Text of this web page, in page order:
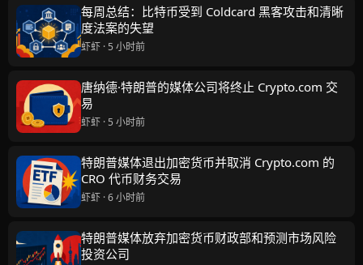
每周总结：比特币受到 Coldcard 黑客攻击和清晰
度法案的失望
虾虾 · 5 小时前
唐纳德·特朗普的媒体公司将终止 Crypto.com 交
易
虾虾 · 5 小时前
特朗普媒体退出加密货币并取消 Crypto.com 的
CRO 代币财务交易
虾虾 · 6 小时前
特朗普媒体放弃加密货币财政部和预测市场风险
投资公司